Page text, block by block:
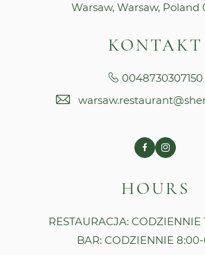
Warsaw, Warsaw, Poland
KONTAKT
0048730307150
Facebook
HOURS
RESTAURACJA: CODZIENNIE
BAR: CODZIENNIE